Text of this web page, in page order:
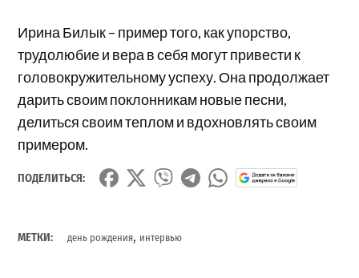
Ирина Билык – пример того, как упорство,
трудолюбие и вера в себя могут привести к
головокружительному успеху. Она продолжает
дарить своим поклонникам новые песни,
делиться своим теплом и вдохновлять своим
примером.
ПОДЕЛИТЬСЯ:
МЕТКИ: день рождения, интервью